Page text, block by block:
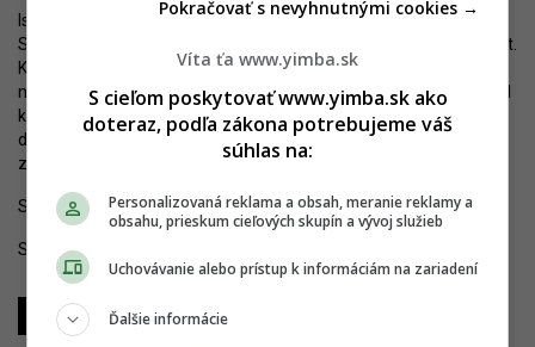
Isté je, že tak hotel Kyjev od Lordshipu, tak Prior od Mirage
Shopping Center, a.s., budú ešte predmetom veľmi horúcich debát.
Kľúčové bude, ako sa k téme postaví súčasné vedenie Hlavného
mesta, ktoré pred voľbami deklarovalo silný záujem dohliadať nad
kvalitou developmentu, verejného priestoru a architektonického
dedičstva metropoly. Ak do procesu aktívne vstúpi, šanca na
záchranu hodnôt územia môže stále existovať.
Sledujte YIM.BA naInstagrame.
Sledujte YIM.BA na
Zdieľať Zdieľať
Víta ťa www.yimba.sk
S cieľom poskytovať www.yimba.sk ako
doteraz, podľa zákona potrebujeme váš
súhlas na:
Personalizovaná reklama a obsah, meranie reklamy a
obsahu, prieskum cieľových skupín a vývoj služieb
Uchovávanie alebo prístup k informáciám na zariadení
Ďalšie informácie
Pokračovať s nevyhnutnými cookies →